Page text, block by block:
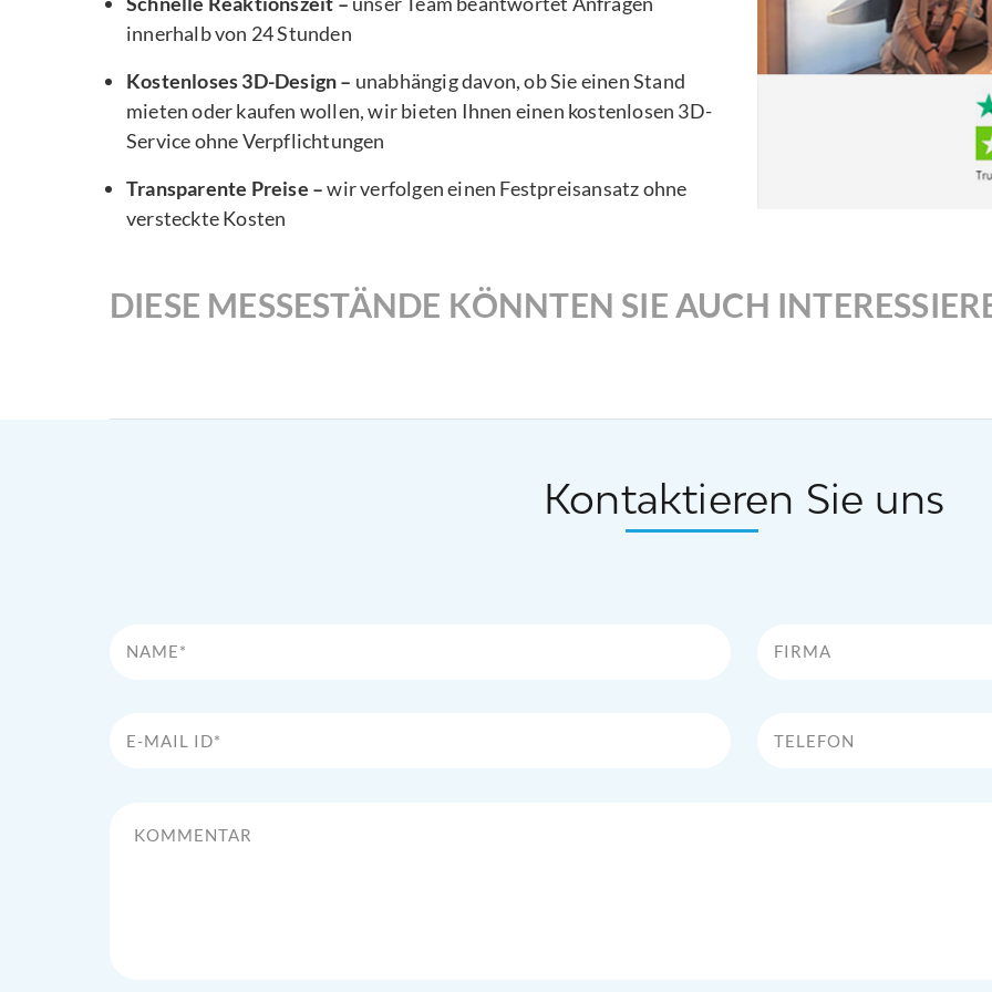
innerhalb von 24 Stunden
Kostenloses 3D-Design – unabhängig davon, ob Sie einen Stand
mieten oder kaufen wollen, wir bieten Ihnen einen kostenlosen 3D-
Service ohne Verpflichtungen
Transparente Preise –wir verfolgen einen Festpreisansatz ohne
versteckte Kosten
DIESE MESSESTÄNDE KÖNNTEN SIE AUCH
Kontaktieren Sie uns